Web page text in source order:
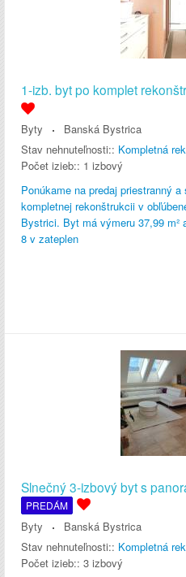
1-izb. byt po komplet
Byty
Banská Bystrica
Stav nehnuteľnosti:: Kompletná
Počet izieb:: 1 izbový
Ponúkame na predaj priestranný
kompletnej rekonštrukcii v
Bystrici. Byt má výmeru 37,99
8 v zateplen
Slnečný 3-izbový byt s
PREDÁM
Byty
Banská Bystrica
Stav nehnuteľnosti:: Kompletná
Počet izieb:: 3 izbový